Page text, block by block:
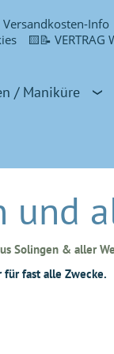
Versandkosten-Info
🟨📝 VERTRAG
/ Maniküre
und
Solingen & aller
fast alle Zwecke.